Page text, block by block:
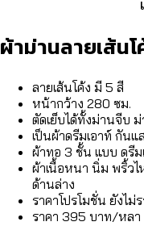
ผ้าม่านลายเส้น
ลายเส้นโค้ง มี 5 สี
หน้ากว้าง 280 ซม.
ตัดเย็บได้ทั้งม่านจีบ
เป็นผ้าดรีมเอาท์ กัน
ผ้าทอ 3 ชั้น แบบ ดรีม
ผ้าเนื้อหนา นิ่ม พริ้วไ
ด้านล่าง
ราคาโปรโมชั่น ยังไม่
ราคา 395 บาท/หลา